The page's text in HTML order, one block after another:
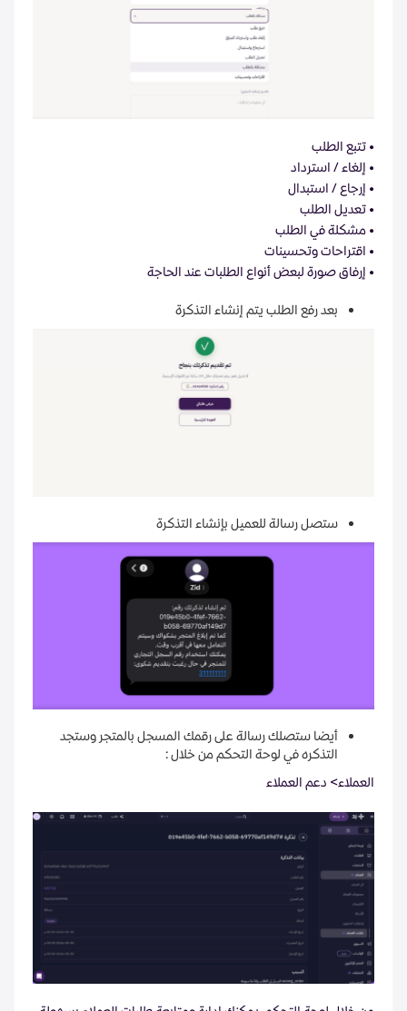
• تتبع الطلب
• إلغاء / استرداد
• إرجاع / استبدال
• تعديل الطلب
• مشكلة في الطلب
• اقتراحات وتحسينات
• إرفاق صورة لبعض أنواع الطلبات عند الحاجة
بعد رفع الطلب يتم إنشاء التذكرة
ستصل رسالة للعميل بإنشاء التذكرة
أيضا ستصلك رسالة على رقمك المسجل بالمتجر وستجد
التذكره في لوحة التحكم من خلال :
العملاء> دعم العملاء